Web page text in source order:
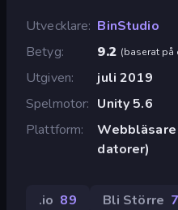
Utvecklare BinStudio
Betyg
9.2 (baserat på
Utgiven
juli 2019
Spelmotor
Unity 5.6
Plattform
datorer)
.io 89 Bli Större